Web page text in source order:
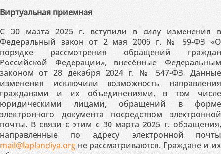
Виртуальная приемная
С 30 марта 2025 г. вступили в силу изменения в
Федеральный закон от 2 мая 2006 г. № 59-ФЗ «О
порядке рассмотрения обращений граждан
Российской Федерации», внесённые Федеральным
законом от 28 декабря 2024 г. № 547-ФЗ. Данные
изменения исключили возможность направления
гражданами и их объединениями, в том числе
юридическими лицами, обращений в форме
электронного документа посредством электронной
почты. В связи с этим с 30 марта 2025 г. обращения,
направленные по адресу электронной почты
mail@laplandiya.org не рассматриваются. Граждане и их